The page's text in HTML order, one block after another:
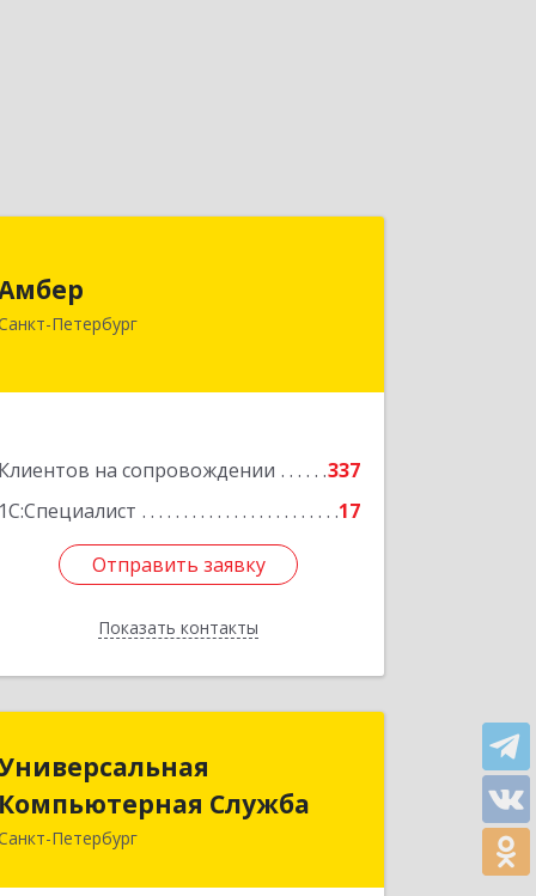
Петербург
Клиентов на сопровождении
337
1С:Специалист
17
Отправить заявку
Показать контакты
191119, Санкт-Петербург г, Правды
Подробнее
Отправить заявку
Назад
Компьютерная Служба
Петербург
Компьютерная Служба
192007, Санкт-Петербург г,